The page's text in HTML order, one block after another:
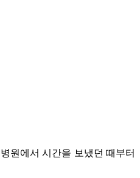
원에서 시간을 보냈던 때부터